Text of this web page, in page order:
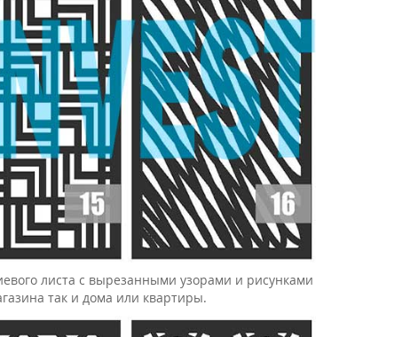
листа с вырезанными узорами и рисунками
так и дома или квартиры.